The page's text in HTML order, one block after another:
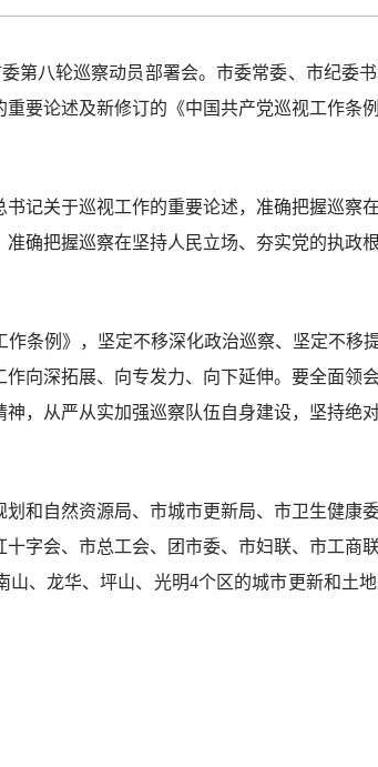
八轮巡察动员部署会。市委常委、市纪委
要论述及新修订的《中国共产党巡视工作条
关于巡视工作的重要论述，准确把握巡察
确把握巡察在坚持人民立场、夯实党的执政
例》，坚定不移深化政治巡察、坚定不移提
向深拓展、向专发力、向下延伸。要全面领
，从严从实加强巡察队伍自身建设，坚持绝
自然资源局、市城市更新局、市卫生健康
字会、市总工会、团市委、市妇联、市工商
、龙华、坪山、光明4个区的城市更新和土